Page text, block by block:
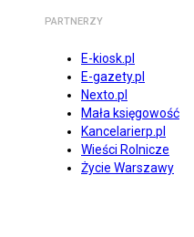
PARTNERZY
E-kiosk.pl
E-gazety.pl
Nexto.pl
Mała księgowość
Kancelarierp.pl
Wieści Rolnicze
Życie Warszawy